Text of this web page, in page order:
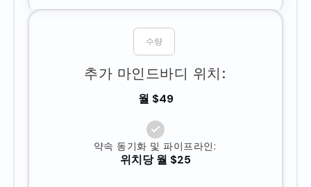
추가 마인드바디 위치:
월 $49
약속 동기화 및 파이프라인:
위치당 월 $25